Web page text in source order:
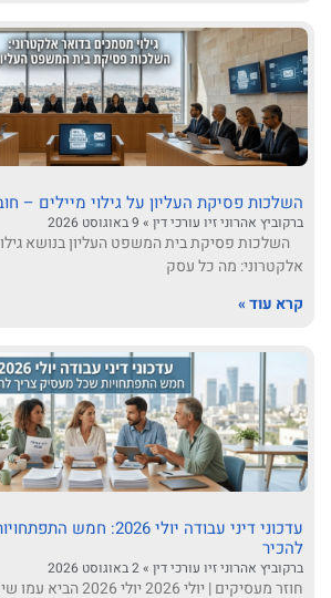
השלכות פסיקת העליון על גילוי מיילים –
ברקוביץ אהרוני זיו עורכי דין
השלכות פסיקת בית המשפט העליון בנושא
אלקטרוני: מה כל עסק
קרא עוד »
עדכוני דיני עבודה יולי
להכיר
ברקוביץ אהרוני זיו עורכי דין
חוזר מעסיקים | יולי 2026